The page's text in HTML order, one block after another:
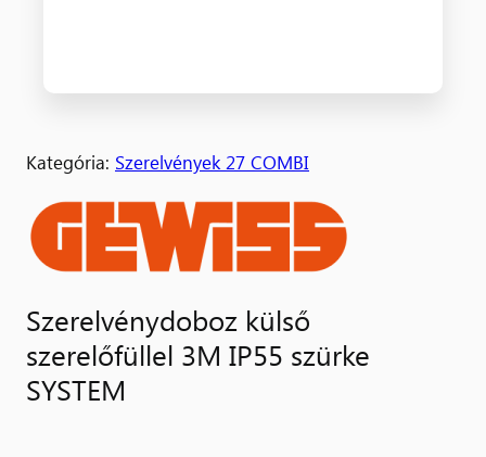
Kategória: Szerelvények 27 COMBI
Szerelvénydoboz külső
szerelőfüllel 3M IP55 szürke
SYSTEM